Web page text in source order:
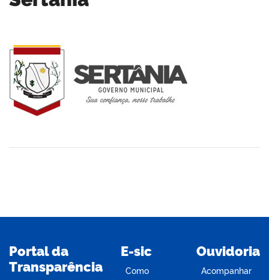
Portal da
Transparência
E-sic
Como
Ouvidoria
Acompanhar